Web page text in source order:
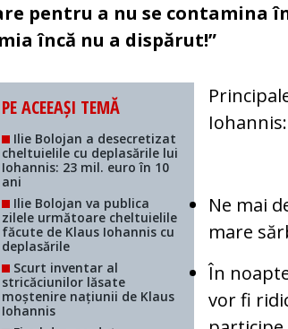
pentru a nu se contamina
încă nu a dispărut!”
PE ACEEAȘI TEMĂ
Ilie Bolojan a desecretizat
cheltuielile cu deplasările lui
Iohannis: 23 mil. euro în 10
ani
Ilie Bolojan va publica
zilele următoare cheltuielile
făcute de Klaus Iohannis cu
deplasările
Scurt inventar al
stricăciunilor lăsate
moștenire națiunii de Klaus
Iohannis
Iohannis:
Ne mai
mare
În
vor fi